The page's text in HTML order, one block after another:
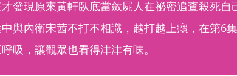
才發現原來黃軒臥底當斂屍人在祕密追查殺死自
與內衛宋茜不打不相識，越打越上癮，在第6
吸，讓觀眾也看得津津有味。